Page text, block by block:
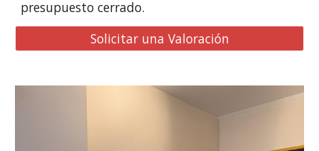
presupuesto cerrado.
Solicitar una Valoración